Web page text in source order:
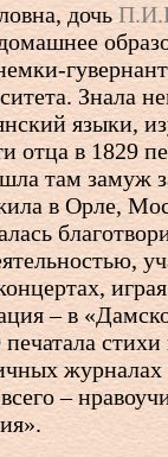
дочь
Знала
языки,
отца в 1829
там замуж
в Орле,
– в
печатала
–